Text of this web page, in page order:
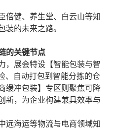
倍健、养生堂、白云山等知
装的未来之路。
的关键节点
，展会特设【智能包装与智
、自动打包到智能分拣的仓
缓冲包装】专区则聚焦可降
新，为企业构建兼具效率与
远海运等物流与电商领域知